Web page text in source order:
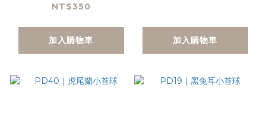
NT$350
加入購物車 加入購物車